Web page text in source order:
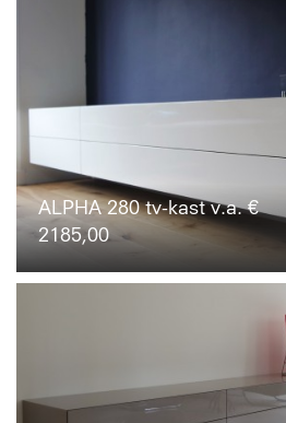
ALPHA 280 tv-kast v.a. €
2185,00